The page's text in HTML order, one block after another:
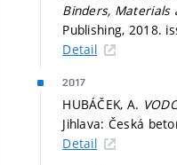
Binders, Materials
Publishing, 2018.
Detail
2017
HUBÁČEK, A.
Jihlava: Česká
Detail